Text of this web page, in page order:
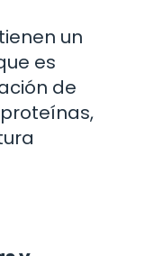
un
es
de